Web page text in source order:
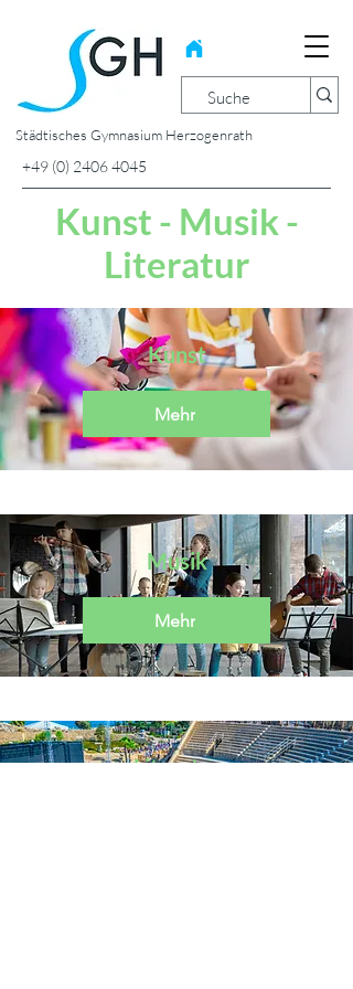
Städtisches Gymnasium Herzogenrath
+49 (0) 2406 4045
Kunst - Musik -
Literatur
Kunst
Mehr
Musik
Mehr
Literatur